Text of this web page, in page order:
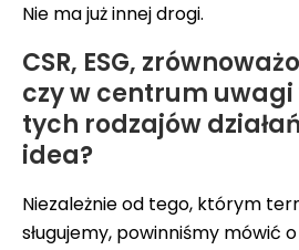
Nie ma już innej drogi.
CSR, ESG,
czy w centrum
tych rodzajów
idea?
Niezależnie od tego, którym
sługujemy, powinniśmy mówić